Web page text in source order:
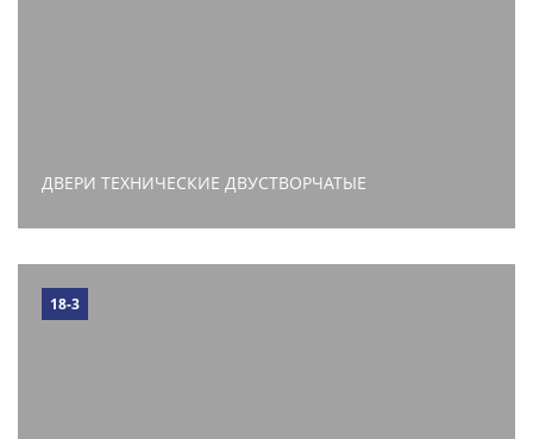
ДВЕРИ ТЕХНИЧЕСКИЕ ДВУСТВОРЧАТЫЕ
18-3